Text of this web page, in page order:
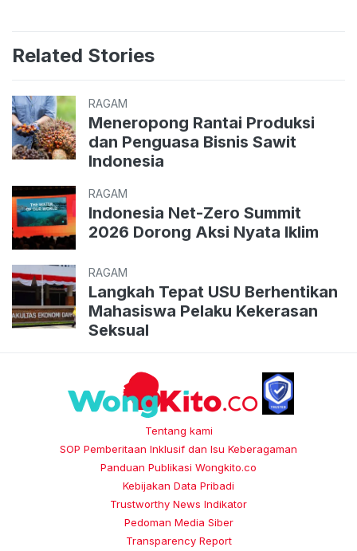
Related Stories
RAGAM
Meneropong Rantai Produksi
dan Penguasa Bisnis Sawit
Indonesia
RAGAM
Indonesia Net-Zero Summit
2026 Dorong Aksi Nyata Iklim
RAGAM
Langkah Tepat USU Berhentikan
Mahasiswa Pelaku Kekerasan
Seksual
Tentang kami
SOP Pemberitaan Inklusif dan Isu Keberagaman
Panduan Publikasi Wongkito.co
Kebijakan Data Pribadi
Trustworthy News Indikator
Pedoman Media Siber
Transparency Report